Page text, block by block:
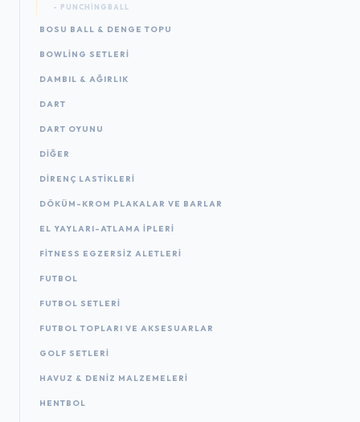
- PUNCHINGBALL
BOSU BALL & DENGE TOPU
BOWLING SETLERI
DAMBIL & AĞIRLIK
DART
DART OYUNU
DIĞER
DIRENÇ LASTIKLERI
DÖKÜM-KROM PLAKALAR VE BARLAR
EL YAYLARI-ATLAMA IPLERI
FITNESS EGZERSIZ ALETLERI
FUTBOL
FUTBOL SETLERI
FUTBOL TOPLARI VE AKSESUARLAR
GOLF SETLERI
HAVUZ & DENIZ MALZEMELERI
HENTBOL